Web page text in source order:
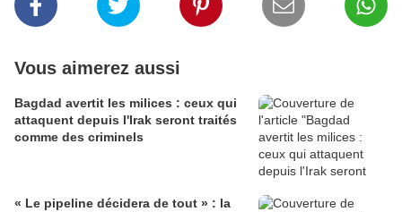
Vous aimerez aussi
Bagdad avertit les milices : ceux qui
attaquent depuis l'Irak seront traités
comme des criminels
« Le pipeline décidera de tout » : la